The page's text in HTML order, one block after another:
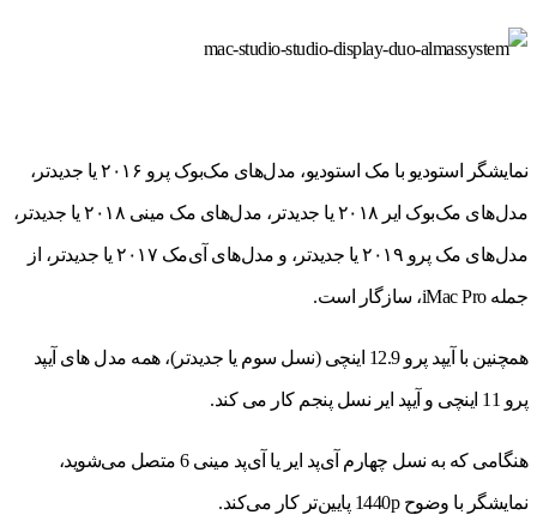
نمایشگر استودیو با مک استودیو، مدل‌های مک‌بوک پرو ۲۰۱۶ یا جدیدتر،
مدل‌های مک‌بوک ایر ۲۰۱۸ یا جدیدتر، مدل‌های مک مینی ۲۰۱۸ یا جدیدتر،
مدل‌های مک پرو ۲۰۱۹ یا جدیدتر، و مدل‌های آی‌مک ۲۰۱۷ یا جدیدتر، از
جمله iMac Pro، سازگار است.
همچنین با آیپد پرو 12.9 اینچی (نسل سوم یا جدیدتر)، همه مدل های آیپد
پرو 11 اینچی و آیپد ایر نسل پنجم کار می کند.
هنگامی که به نسل چهارم آی‌پد ایر یا آی‌پد مینی 6 متصل می‌شوید،
نمایشگر با وضوح 1440p پایین‌تر کار می‌کند.